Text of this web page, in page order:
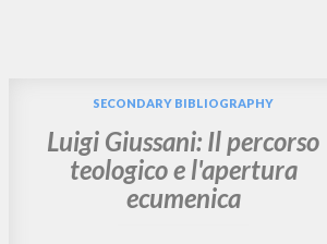
SECONDARY BIBLIOGRAPHY
Luigi Giussani: Il percorso
teologico e l'apertura
ecumenica